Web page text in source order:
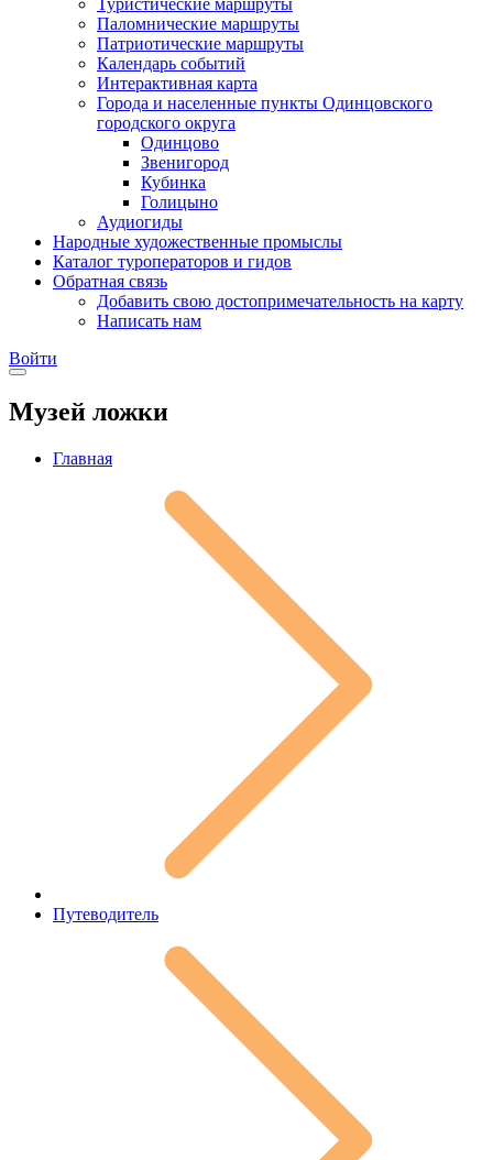
Паломнические маршруты
Патриотические маршруты
Календарь событий
Интерактивная карта
Города и населенные пункты Одинцовского
городского округа
Одинцово
Звенигород
Кубинка
Голицыно
Аудиогиды
Народные художественные промыслы
Каталог туроператоров и гидов
Обратная связь
Добавить свою достопримечательность на карту
Написать нам
Войти
Музей ложки
Главная
Путеводитель